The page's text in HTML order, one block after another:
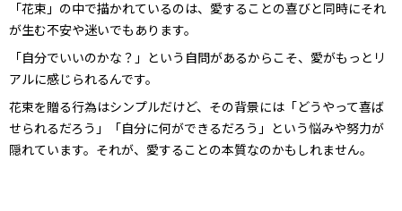
「花束」の中で描かれているのは、愛することの喜びと同時にそれ
が生む不安や迷いでもあります。
「自分でいいのかな？」という自問があるからこそ、愛がもっとリ
アルに感じられるんです。
花束を贈る行為はシンプルだけど、その背景には「どうやって喜ば
せられるだろう」「自分に何ができるだろう」という悩みや努力が
隠れています。それが、愛することの本質なのかもしれません。